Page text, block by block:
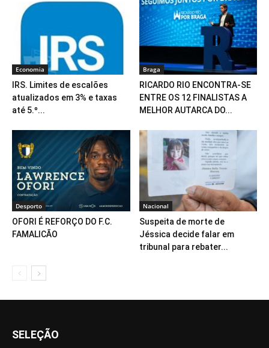
Economia
IRS. Limites de escalões
atualizados em 3% e taxas
até 5.º...
Braga
RICARDO RIO ENCONTRA-SE
ENTRE OS 12 FINALISTAS A
MELHOR AUTARCA DO...
Desporto
OFORI É REFORÇO DO F.C.
FAMALICÃO
Nacional
Suspeita de morte de
Jéssica decide falar em
tribunal para rebater...
SELEÇÃO